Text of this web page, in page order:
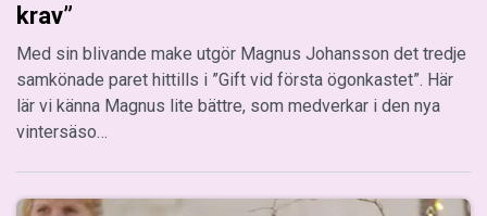
krav”
Med sin blivande make utgör Magnus Johansson det tredje
samkönade paret hittills i ”Gift vid första ögonkastet”. Här
lär vi känna Magnus lite bättre, som medverkar i den nya
vintersäso…